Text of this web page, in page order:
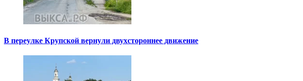
В переулке Крупской вернули двухстороннее движение